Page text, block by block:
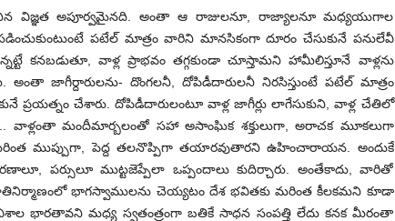
విజ్ఞత అపూర్వమైనది. అంతా ఆ రాజులనూ, రాజ్యాలనూ మధ్యయుగాల
పటేల్‌ మాత్రం వారిని మానసికంగా దూరం చేసుకునే పనులేవీ
కనబడుతూ, వాళ్ల ప్రాభవం తగ్గకుండా చూస్తామని హామీలిస్తూనే వాళ్లను
జాగీర్దారులను- దొంగలనీ, దోపిడీదారులనీ నిరసిస్తుంటే పటేల్‌ మాత్రం
ప్రయత్నం చేశారు. దోపిడీదారులంటూ వాళ్ల జాగీర్లు లాగేసుకుని, వాళ్ల చేతిలో
వాళ్లంతా మందీమార్బలంతో సహా అసాంఘిక శక్తులుగా, అరాచక మూకలుగా
ముప్పుగా, పెద్ద తలనొప్పిగా తయారవుతారని ­ఉహించారాయన. అందుకే
పర్సులూ ముట్టజెప్పేలా ఒప్పందాలు కుదిర్చారు. అంతేకాదు, వారితో
భాగస్వాములను చెయ్యటం దేశ భవితకు మరింత కీలకమని కూడా
భారతావని మధ్య స్వతంత్రంగా బతికే సాధన సంపత్తి లేదు కనక మీరంతా